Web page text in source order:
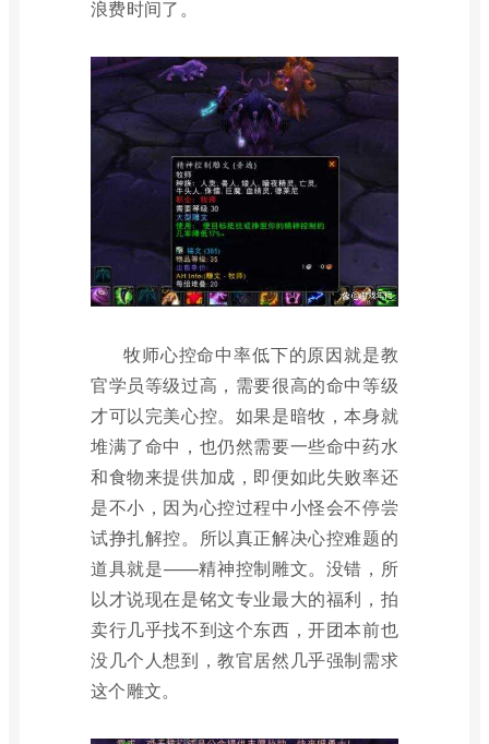
浪费时间了。
牧师心控命中率低下的原因就是教
官学员等级过高，需要很高的命中等级
才可以完美心控。如果是暗牧，本身就
堆满了命中，也仍然需要一些命中药水
和食物来提供加成，即便如此失败率还
是不小，因为心控过程中小怪会不停尝
试挣扎解控。所以真正解决心控难题的
道具就是——精神控制雕文。没错，所
以才说现在是铭文专业最大的福利，拍
卖行几乎找不到这个东西，开团本前也
没几个人想到，教官居然几乎强制需求
这个雕文。